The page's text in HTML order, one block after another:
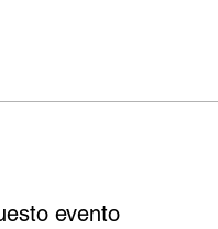
evento